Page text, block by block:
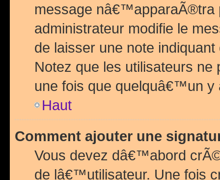
message nâ€™apparaÃ®tra
administrateur modifie le
de laisser une note
Notez que les utilisateurs
une fois que quelquâ€™un y
Haut
Comment ajouter une
Vous devez dâ€™abord
de lâ€™utilisateur. Une fois